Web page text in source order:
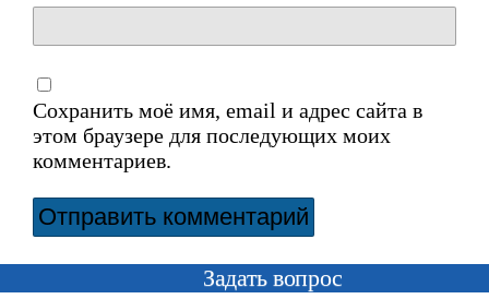
Сохранить моё имя, email и адрес сайта в
этом браузере для последующих моих
комментариев.
Задать вопрос